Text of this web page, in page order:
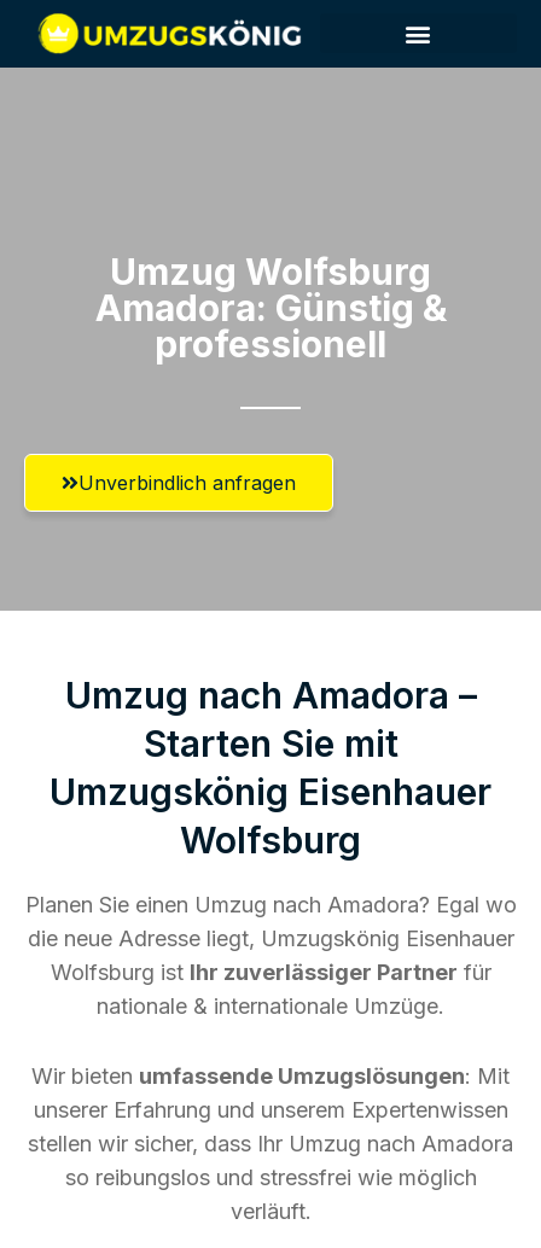
Umzug Wolfsburg​
Amadora: Günstig &
professionell​
Unverbindlich anfragen
Umzug nach Amadora –
Starten Sie mit
Umzugskönig Eisenhauer
Wolfsburg
Planen Sie einen Umzug nach Amadora? Egal wo
die neue Adresse liegt, Umzugskönig Eisenhauer
Wolfsburg ist Ihr zuverlässiger Partner für
nationale & internationale Umzüge.
Wir bieten umfassende Umzugslösungen: Mit
unserer Erfahrung und unserem Expertenwissen
stellen wir sicher, dass Ihr Umzug nach Amadora
so reibungslos und stressfrei wie möglich
verläuft.